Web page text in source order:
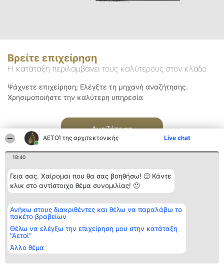
ΑΕΤΟΊ της αρχιτεκτονικής Live chat
18:40
Γεια σας. Χαίρομαι που θα σας βοηθήσω! 🙂 Κάντε
κλικ στο αντίστοιχο θέμα συνομιλίας! 🙂
Ανήκω στους διακριθέντες και θέλω να παραλάβω το
πακέτο βραβείων
Θέλω να ελέγξω την επιχείρηση μου στην κατάταξη
"Αετοί"
Άλλο θέμα
Βρείτε επιχείρηση
Η κατάταξη περιλαμβάνει τους καλύτερους στον κλάδο
Ψάχνετε επιχείρηση; Ελέγξτε τη μηχανή αναζήτησης.
Χρησιμοποιήστε την καλύτερη υπηρεσία
Αναζήτηση
Διοργανωτής της
κατάταξης
BEAUTIFUL COMPANY
ΤΗΛ. ΕΠΙΚΟΙΝΩΝΙΑΣ:
2104128019
email:
aetoi@beautifulcompany.co
Κατάταξη
Διακριθέντες
των
διακριθέντων
προϋποθέσεις
Επικοινωνία
Επικοινωνία